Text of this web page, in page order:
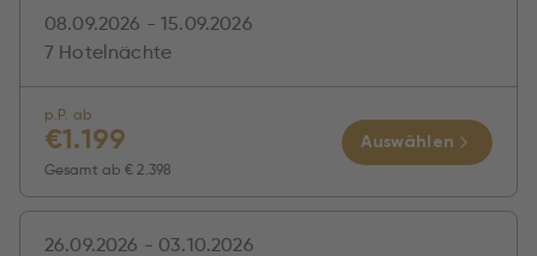
08.09.2026 - 15.09.2026
7 Hotelnächte
p.P. ab
€1.199
Gesamt ab€ 2.398
Auswählen
26.09.2026 - 03.10.2026